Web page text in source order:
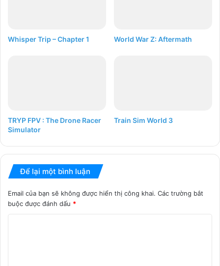
Whisper Trip – Chapter 1 World War Z: Aftermath
TRYP FPV : The Drone Racer
Simulator
Train Sim World 3
Để lại một bình luận
Email của bạn sẽ không được hiển thị công khai. Các trường bắt
buộc được đánh dấu *